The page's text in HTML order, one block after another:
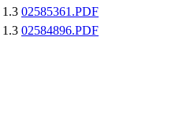
1.3 02585361.PDF
1.3 02584896.PDF